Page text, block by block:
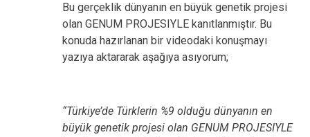
Bu gerçeklik dünyanın en büyük genetik projesi
olan GENUM PROJESIYLE kanıtlanmıştır. Bu
konuda hazırlanan bir videodaki konuşmayı
yazıya aktararak aşağıya asıyorum;
“Türkiye’de Türklerin %9 olduğu dünyanın en
büyük genetik projesi olan GENUM PROJESIYLE